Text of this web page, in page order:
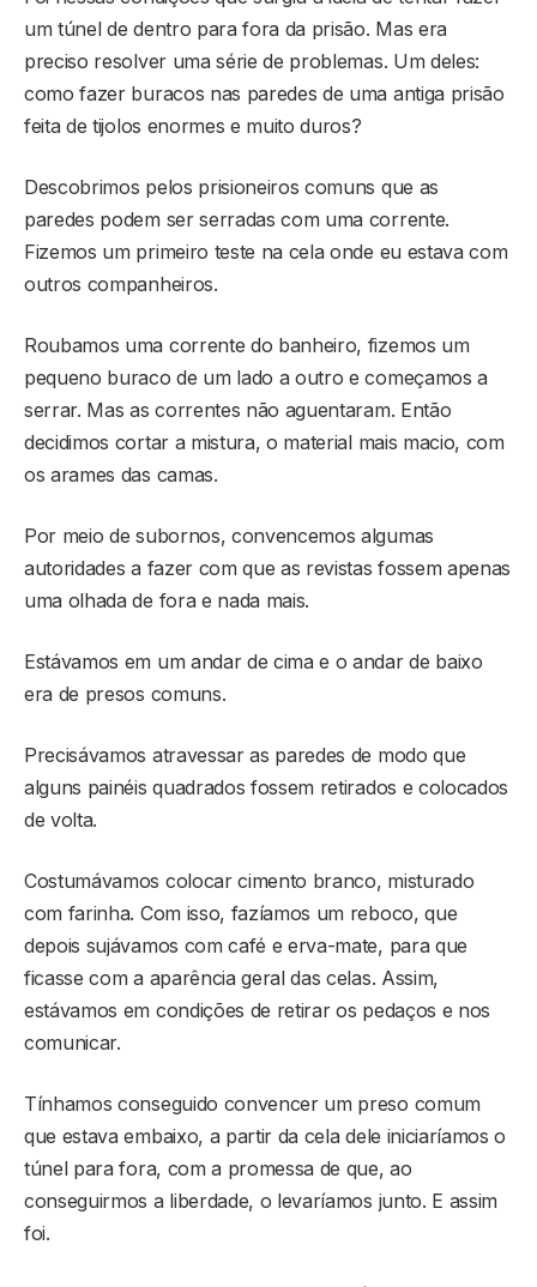
um túnel de dentro para fora da prisão. Mas era
preciso resolver uma série de problemas. Um deles:
como fazer buracos nas paredes de uma antiga prisão
feita de tijolos enormes e muito duros?
Descobrimos pelos prisioneiros comuns que as
paredes podem ser serradas com uma corrente.
Fizemos um primeiro teste na cela onde eu estava com
outros companheiros.
Roubamos uma corrente do banheiro, fizemos um
pequeno buraco de um lado a outro e começamos a
serrar. Mas as correntes não aguentaram. Então
decidimos cortar a mistura, o material mais macio, com
os arames das camas.
Por meio de subornos, convencemos algumas
autoridades a fazer com que as revistas fossem apenas
uma olhada de fora e nada mais.
Estávamos em um andar de cima e o andar de baixo
era de presos comuns.
Precisávamos atravessar as paredes de modo que
alguns painéis quadrados fossem retirados e colocados
de volta.
Costumávamos colocar cimento branco, misturado
com farinha. Com isso, fazíamos um reboco, que
depois sujávamos com café e erva-mate, para que
ficasse com a aparência geral das celas. Assim,
estávamos em condições de retirar os pedaços e nos
comunicar.
Tínhamos conseguido convencer um preso comum
que estava embaixo, a partir da cela dele iniciaríamos o
túnel para fora, com a promessa de que, ao
conseguirmos a liberdade, o levaríamos junto. E assim
foi.